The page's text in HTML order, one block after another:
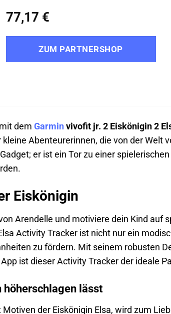
77,17 €
ZUM PARTNERSHOP
dem Garmin vivofit jr. 2 Eiskönigin 2
Abenteurerinnen, die von der Welt
er ist ein Tor zu einer
Eiskönigin
Arendelle und motiviere dein Kind auf
Activity Tracker ist nicht nur ein
zu fördern. Mit seinem robusten
ist dieser Activity Tracker der ideale
höherschlagen lässt
der Eiskönigin Elsa, wird zum